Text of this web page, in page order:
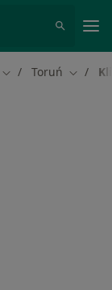
Zmień miasto
Toruń Zmień